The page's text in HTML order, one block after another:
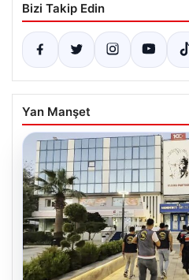
Bizi Takip Edin
Yan Manşet